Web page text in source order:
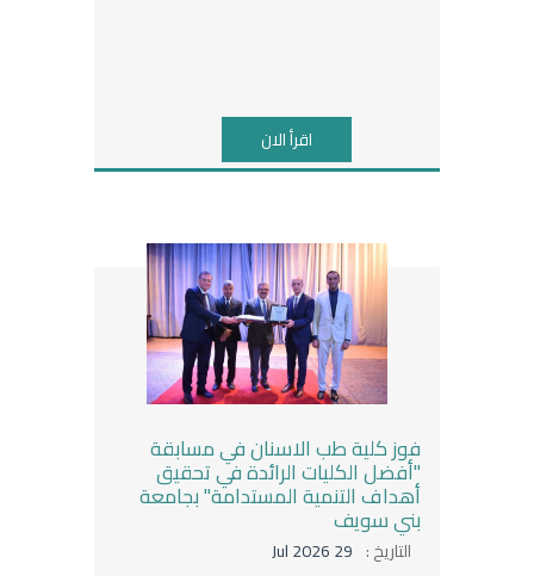
اقرأ الان
فوز كلية طب الاسنان في مسابقة
"أفضل الكليات الرائدة في تحقيق
أهداف التنمية المستدامة" بجامعة
بني سويف
التاريخ : 29 Jul 2026